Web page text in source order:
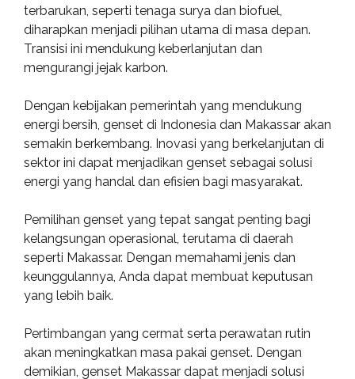
terbarukan, seperti tenaga surya dan biofuel,
diharapkan menjadi pilihan utama di masa depan.
Transisi ini mendukung keberlanjutan dan
mengurangi jejak karbon.
Dengan kebijakan pemerintah yang mendukung
energi bersih, genset di Indonesia dan Makassar akan
semakin berkembang. Inovasi yang berkelanjutan di
sektor ini dapat menjadikan genset sebagai solusi
energi yang handal dan efisien bagi masyarakat.
Pemilihan genset yang tepat sangat penting bagi
kelangsungan operasional, terutama di daerah
seperti Makassar. Dengan memahami jenis dan
keunggulannya, Anda dapat membuat keputusan
yang lebih baik.
Pertimbangan yang cermat serta perawatan rutin
akan meningkatkan masa pakai genset. Dengan
demikian, genset Makassar dapat menjadi solusi